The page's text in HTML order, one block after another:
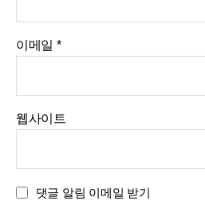
이메일 *
웹사이트
댓글 알림 이메일 받기